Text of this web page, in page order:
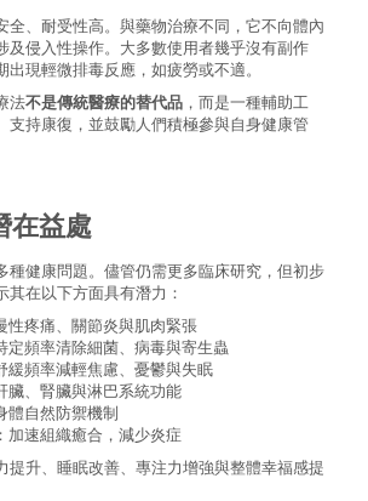
全、耐受性高。與藥物治療不同，它不向體內
及侵入性操作。大多數使用者幾乎沒有副作
現輕微排毒反應，如疲勞或不適。
法不是傳統醫療的替代品 ，而是一種輔助工
支持康復，並鼓勵人們積極參與自身健康管
在益處
種健康問題。儘管仍需更多臨床研究，但初步
在以下方面具有潛力：
性疼痛、關節炎與肌肉緊張
定頻率清除細菌、病毒與寄生蟲
緩頻率減輕焦慮、憂鬱與失眠
臟、腎臟與淋巴系統功能
體自然防禦機制
：加速組織癒合，減少炎症
提升、睡眠改善、專注力增強與整體幸福感提